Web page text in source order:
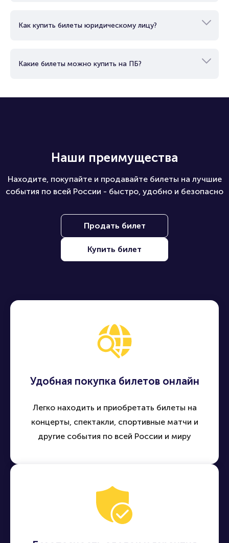
Как купить билеты юридическому лицу?
Какие билеты можно купить на ПБ?
Наши преимущества
Находите, покупайте и продавайте билеты на лучшие
события по всей России - быстро, удобно и безопасно
Продать билет
Купить билет
Удобная покупка билетов онлайн
Легко находить и приобретать билеты на
концерты, спектакли, спортивные матчи и
другие события по всей России и миру